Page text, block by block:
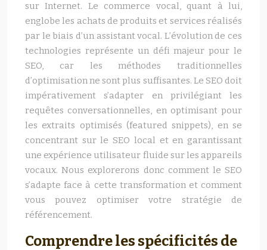
sur Internet. Le commerce vocal, quant à lui,
englobe les achats de produits et services réalisés
par le biais d’un assistant vocal. L’évolution de ces
technologies représente un défi majeur pour le
SEO, car les méthodes traditionnelles
d’optimisation ne sont plus suffisantes. Le SEO doit
impérativement s’adapter en privilégiant les
requêtes conversationnelles, en optimisant pour
les extraits optimisés (featured snippets), en se
concentrant sur le SEO local et en garantissant
une expérience utilisateur fluide sur les appareils
vocaux. Nous explorerons donc comment le SEO
s’adapte face à cette transformation et comment
vous pouvez optimiser votre stratégie de
référencement.
Comprendre les spécificités de